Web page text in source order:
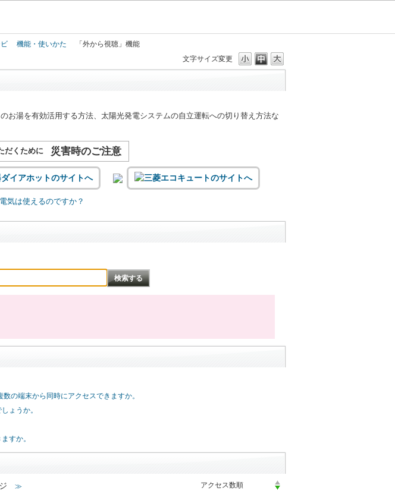
機能・使いかた
「外から視聴」機能
文字サイズ変更
お湯を有効活用する方法、太陽光発電システムの自立運転への切り替え方法な
だくために 災害時のご注意
気は使えるのですか？
の端末から同時にアクセスできますか。
ょうか。
すか。
≫